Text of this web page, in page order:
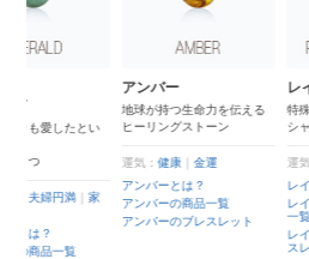
エメラルド
クレオパトラも愛したとい
４大宝石の１つ
運気：恋人・夫婦円満 ｜
エメラルドとは？
エメラルドの商品一覧
地球が持つ生命力を
ヒーリングストーン
運気：
金運
アンバーとは？
アンバーの商品一覧
アンバーのブレスレッ